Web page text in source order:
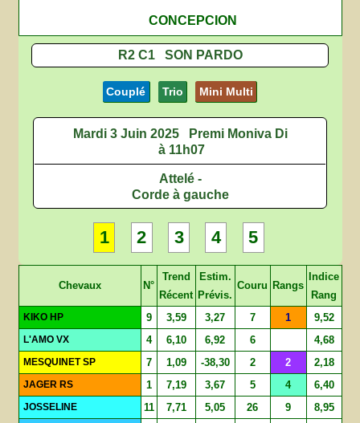
CONCEPCION
R2 C1 SON PARDO
Couplé Trio Mini Multi
Mardi 3 Juin 2025
Premi Moniva Di
à 11h07
Attelé -
Corde à gauche
1 2 3 4 5
Chevaux N°
Trend
Récent
Estim.
Prévis.
Couru Rangs
Indice
Rang
KIKO HP 9 3,59 3,27 7 1 9,52
L'AMO VX 4 6,10 6,92 6 4,68
MESQUINET SP 7 1,09 -38,30 2 2 2,18
JAGER RS 1 7,19 3,67 5 4 6,40
JOSSELINE 11 7,71 5,05 26 9 8,95